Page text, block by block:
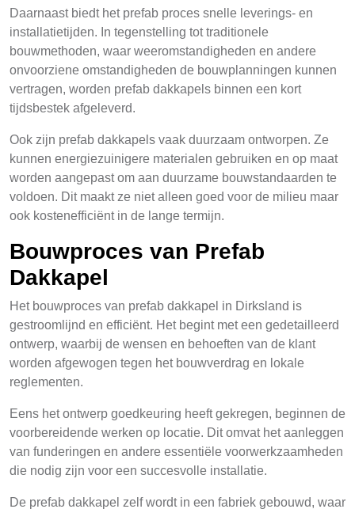
Daarnaast biedt het prefab proces snelle leverings- en
installatietijden. In tegenstelling tot traditionele
bouwmethoden, waar weeromstandigheden en andere
onvoorziene omstandigheden de bouwplanningen kunnen
vertragen, worden prefab dakkapels binnen een kort
tijdsbestek afgeleverd.
Ook zijn prefab dakkapels vaak duurzaam ontworpen. Ze
kunnen energiezuinigere materialen gebruiken en op maat
worden aangepast om aan duurzame bouwstandaarden te
voldoen. Dit maakt ze niet alleen goed voor de milieu maar
ook kostenefficiënt in de lange termijn.
Bouwproces van Prefab
Dakkapel
Het bouwproces van prefab dakkapel in Dirksland is
gestroomlijnd en efficiënt. Het begint met een gedetailleerd
ontwerp, waarbij de wensen en behoeften van de klant
worden afgewogen tegen het bouwverdrag en lokale
reglementen.
Eens het ontwerp goedkeuring heeft gekregen, beginnen de
voorbereidende werken op locatie. Dit omvat het aanleggen
van funderingen en andere essentiële voorwerkzaamheden
die nodig zijn voor een succesvolle installatie.
De prefab dakkapel zelf wordt in een fabriek gebouwd, waar